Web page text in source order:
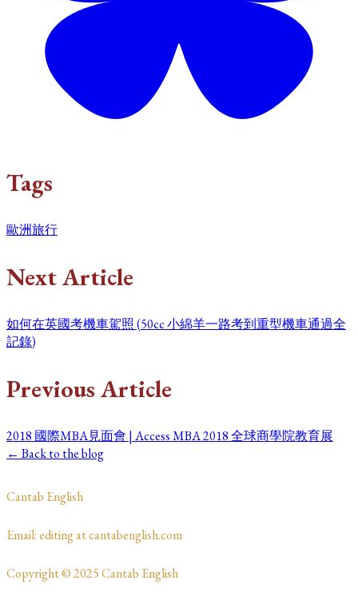
Tags
歐洲旅行
Next Article
如何在英國考機車駕照 (50cc 小綿羊一路考到重型機車通過全
記錄)
Previous Article
2018 國際MBA見面會 | Access MBA 2018 全球商學院教育展
← Back to the blog
​Cantab English
​​​Email: editing at cantabenglish.com
Copyright © 2025 Cantab English